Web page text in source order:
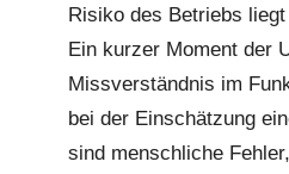
Risiko des Betriebs
Ein kurzer Moment der
Missverständnis im
bei der Einschätzung
sind menschliche